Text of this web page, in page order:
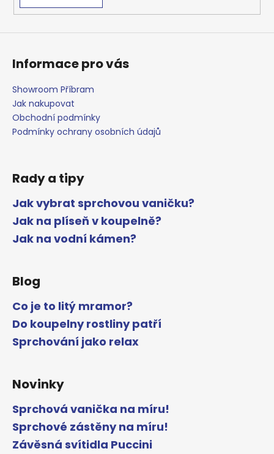
Informace pro vás
Showroom Příbram
Jak nakupovat
Obchodní podmínky
Podmínky ochrany osobních údajů
Rady a tipy
Jak vybrat sprchovou vaničku?
Jak na plíseň v koupelně?
Jak na vodní kámen?
Blog
Co je to litý mramor?
Do koupelny rostliny patří
Sprchování jako relax
Novinky
Sprchová vanička na míru!
Sprchové zástěny na míru!
Závěsná svítidla Puccini